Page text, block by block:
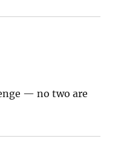
— no two are